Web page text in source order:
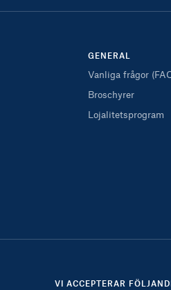
GENERAL
Vanliga frågor
Broschyrer
Lojalitetsprogram
VI ACCEPTERAR